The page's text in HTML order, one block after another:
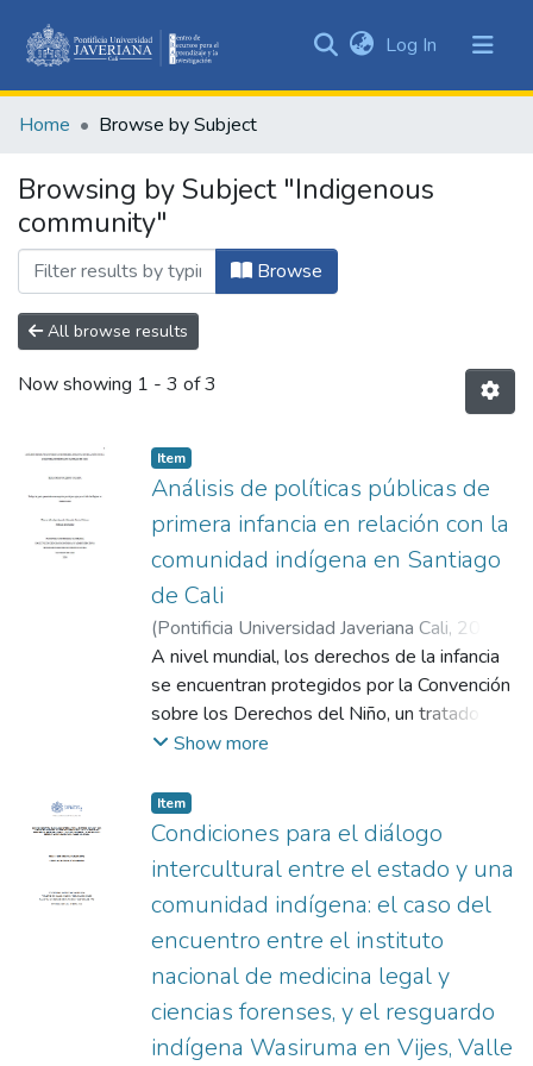
&
All of DSpace
Log In (current)
Home Browse by Subject
Browsing by Subject "Indigenous
community"
Browse
All browse results
Now showing 1 - 3 of 3
Item
Análisis de políticas públicas de
primera infancia en relación con la
comunidad indígena en Santiago
de Cali
(Pontificia Universidad Javeriana Cali, 2024
Lemos Cañadas, Irina Johanna ;Gaviria
Collazos, Alexander
A nivel mundial, los derechos de la infancia
se encuentran protegidos por la Convención
sobre los Derechos del Niño, un tratado
internacional suscrito en 1989. Este
en materia de supervivencia, salud y
educación infantil. En Colombia, la
Constitución Política también reconoce y
garantiza estos derechos, posicionando al
país como un Estado Social de Derecho. En
este contexto, la Política Pública Inclusiva
de Primera Infancia, Infancia y Adolescencia
cobra especial relevancia. Su objetivo
principal es brindar atención integral a las
madres gestantes y niños menores de cinco
Show more
Item
Condiciones para el diálogo
intercultural entre el estado y una
comunidad indígena: el caso del
encuentro entre el instituto
nacional de medicina legal y
ciencias forenses, y el resguardo
indígena Wasiruma en Vijes, Valle